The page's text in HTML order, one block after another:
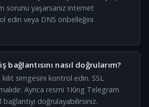
sorunu yaşarsanız internet
edin veya DNS önbelleğini
bağlantısını nasıl doğrularım?
simgesini kontrol edin. SSL
Ayrıca resmi 1King Telegram
bağlantıyı doğrulayabilirsiniz.